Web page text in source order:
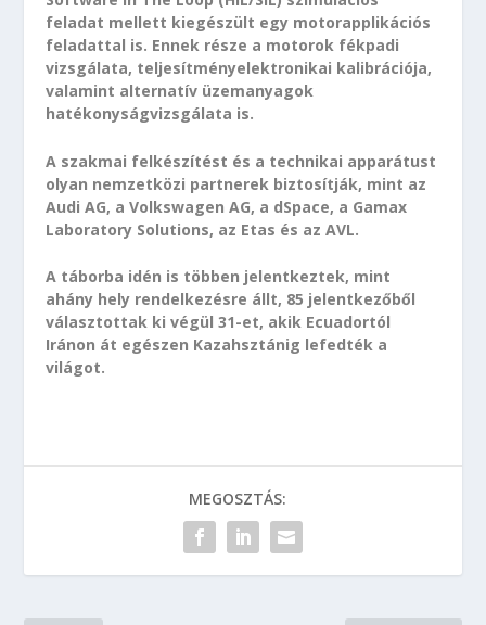
feladat mellett kiegészült egy motorapplikációs
feladattal is. Ennek része a motorok fékpadi
vizsgálata, teljesítményelektronikai kalibrációja,
valamint alternatív üzemanyagok
hatékonyságvizsgálata is.
A szakmai felkészítést és a technikai apparátust
olyan nemzetközi partnerek biztosítják, mint az
Audi AG, a Volkswagen AG, a dSpace, a Gamax
Laboratory Solutions, az Etas és az AVL.
A táborba idén is többen jelentkeztek, mint
ahány hely rendelkezésre állt, 85 jelentkezőből
választottak ki végül 31-et, akik Ecuadortól
Iránon át egészen Kazahsztánig lefedték a
világot.
MEGOSZTÁS: